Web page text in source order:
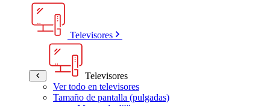
Televisores
Televisores
Ver todo en televisores
Tamaño de pantalla (pulgadas)